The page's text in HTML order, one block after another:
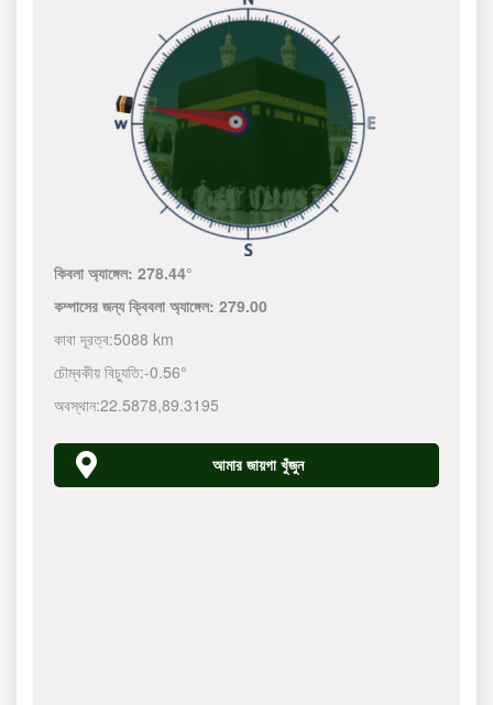
কিবলা অ্যাঙ্গেল:278.44°
কম্পাসের জন্য ক্বিবলা অ্যাঙ্গেল:279.00
কাবা দূরত্ব:5088 km
চৌম্বকীয় বিচ্যুতি:-0.56°
অবস্থান:22.5878,89.3195
আমার জায়গা খুঁজুন